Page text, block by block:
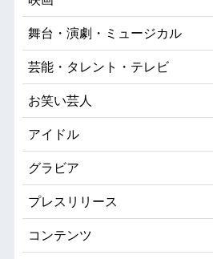
舞台・演劇・ミュージカル
芸能・タレント・テレビ
お笑い芸人
アイドル
グラビア
プレスリリース
コンテンツ